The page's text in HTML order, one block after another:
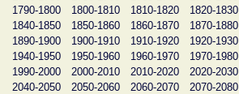
1790-1800
1800-1810 1810-1820 1820-1830
1840-1850
1850-1860 1860-1870 1870-1880
1890-1900
1900-1910 1910-1920 1920-1930
1940-1950
1950-1960 1960-1970 1970-1980
1990-2000
2000-2010 2010-2020 2020-2030
2040-2050
2050-2060 2060-2070 2070-2080